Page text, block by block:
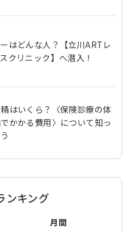
ーはどんな人？【立川ARTレ
クリニック】へ潜入！
はいくら？〈保険診療の体
かかる費用〉について知っ
ンキング
月間